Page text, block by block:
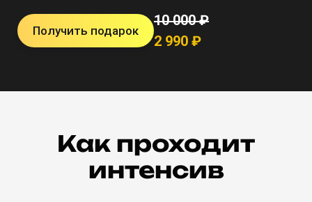
Получить подарок
10 000 ₽
2 990 ₽
Как проходит
интенсив